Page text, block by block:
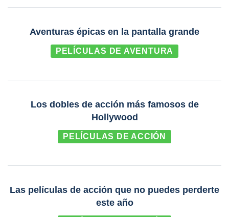
Aventuras épicas en la pantalla grande
PELÍCULAS DE AVENTURA
Los dobles de acción más famosos de
Hollywood
PELÍCULAS DE ACCIÓN
Las películas de acción que no puedes perderte
este año